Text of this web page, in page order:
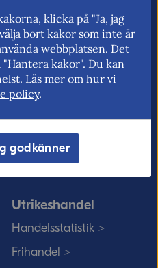
EU-rätten
Utan personnummer i
Sverige >
Myndigheter, kommuner
och EU-rätten >
Utrikeshandel
Handelsstatistik >
Frihandel >
klicka på "Ja, jag
bort kakor som inte är
webbplatsen. Det
kakor". Du kan
Läs mer om hur vi
policy.
godkänner